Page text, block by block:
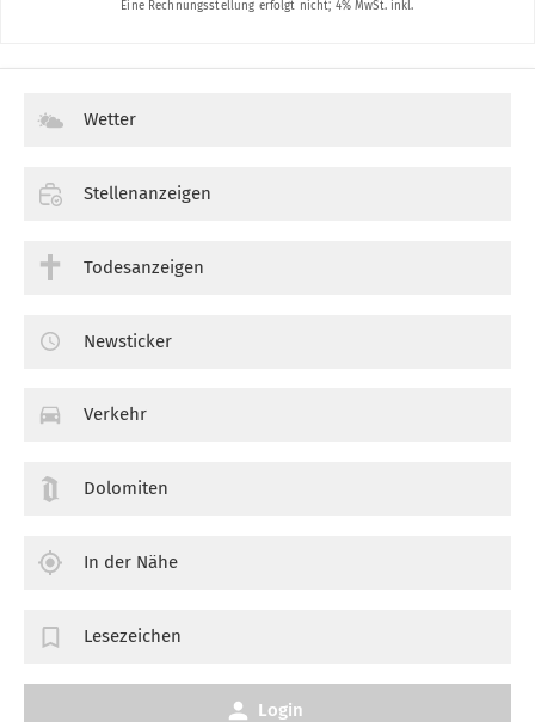
Wetter
Stellenanzeigen
Todesanzeigen
Newsticker
Verkehr
Dolomiten
In der Nähe
Lesezeichen
Login